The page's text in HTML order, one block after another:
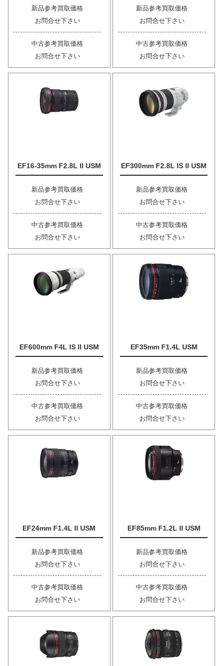
新品参考買取価格
お問合せ下さい
中古参考買取価格
お問合せ下さい
新品参考買取価格
お問合せ下さい
中古参考買取価格
お問合せ下さい
EF16-35mm F2.8L II USM
新品参考買取価格
お問合せ下さい
中古参考買取価格
お問合せ下さい
EF300mm F2.8L IS II USM
新品参考買取価格
お問合せ下さい
中古参考買取価格
お問合せ下さい
EF600mm F4L IS II USM
新品参考買取価格
お問合せ下さい
中古参考買取価格
お問合せ下さい
EF35mm F1.4L USM
新品参考買取価格
お問合せ下さい
中古参考買取価格
お問合せ下さい
EF24mm F1.4L II USM
新品参考買取価格
お問合せ下さい
中古参考買取価格
お問合せ下さい
EF85mm F1.2L II USM
新品参考買取価格
お問合せ下さい
中古参考買取価格
お問合せ下さい